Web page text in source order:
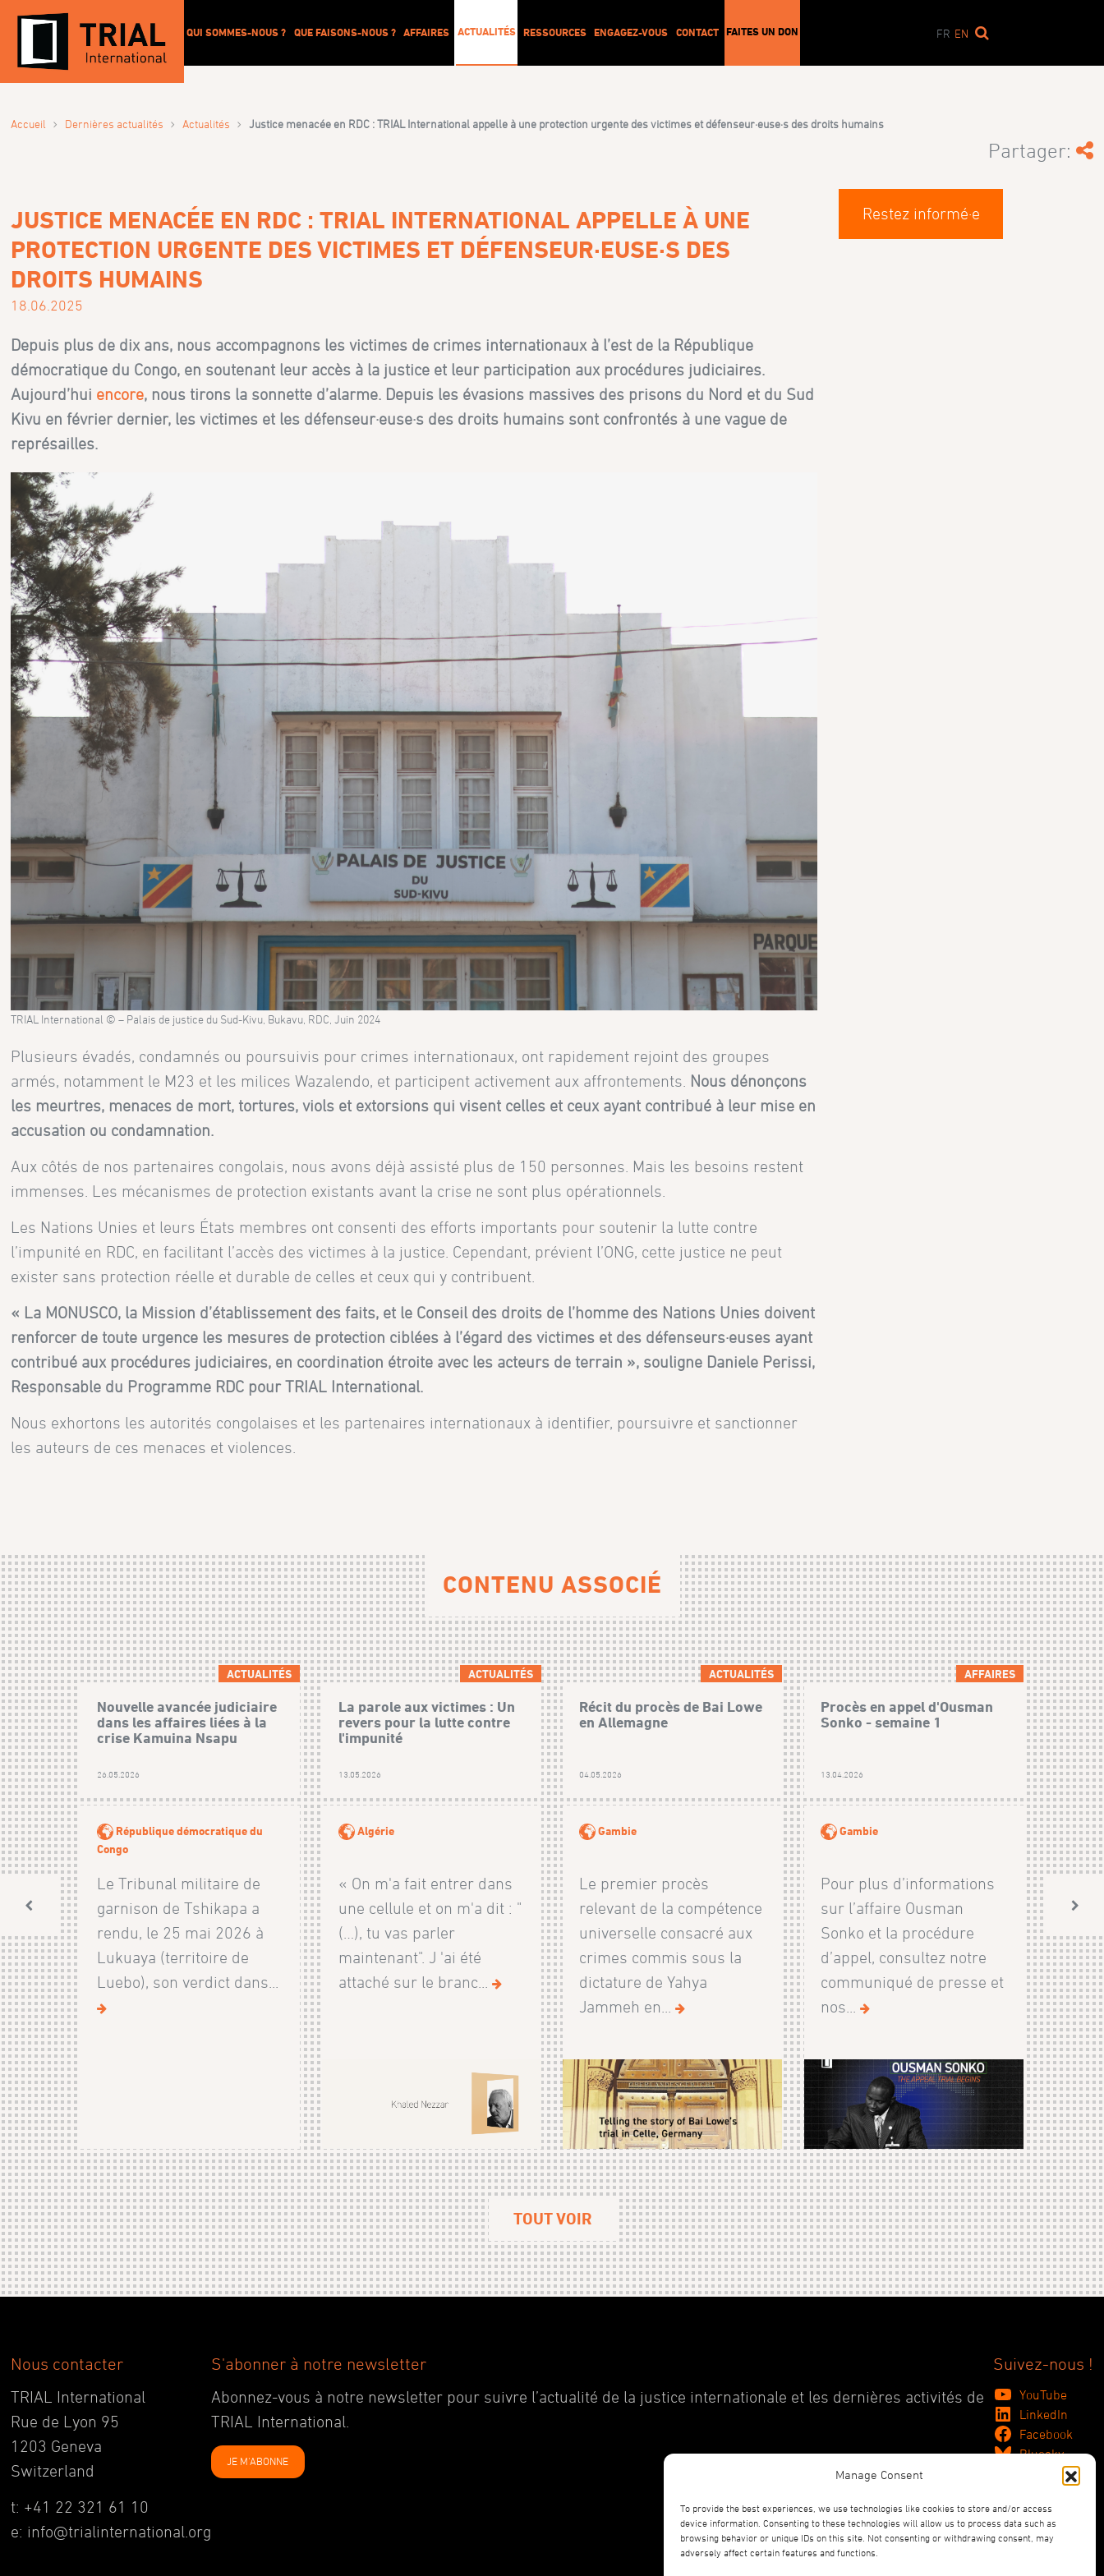
Manage Consent
To provide the best experiences, we use technologies like cookies to store and/or access
device information. Consenting to these technologies will allow us to process data such as
browsing behavior or unique IDs on this site. Not consenting or withdrawing consent, may
adversely affect certain features and functions.
QUI SOMMES-NOUS ? QUE FAISONS-NOUS ? AFFAIRES ACTUALITÉS RESSOURCES ENGAGEZ-VOUS CONTACT FAITES UN DON FR EN
Accueil › Dernières actualités › Actualités › Justice menacée en RDC : TRIAL International appelle à une protection urgente des victimes et défenseur·euse·s des droits humains
Partager:
JUSTICE MENACÉE EN RDC : TRIAL INTERNATIONAL APPELLE À UNE
PROTECTION URGENTE DES VICTIMES ET DÉFENSEUR·EUSE·S DES
DROITS HUMAINS
18.06.2025
Depuis plus de dix ans, nous accompagnons les victimes de crimes internationaux à l’est de la République
démocratique du Congo, en soutenant leur accès à la justice et leur participation aux procédures judiciaires.
Aujourd’hui encore, nous tirons la sonnette d’alarme. Depuis les évasions massives des prisons du Nord et du Sud
Kivu en février dernier, les victimes et les défenseur·euse·s des droits humains sont confrontés à une vague de
représailles.
TRIAL International © – Palais de justice du Sud-Kivu, Bukavu, RDC, Juin 2024
Plusieurs évadés, condamnés ou poursuivis pour crimes internationaux, ont rapidement rejoint des groupes
armés, notamment le M23 et les milices Wazalendo, et participent activement aux affrontements. Nous dénonçons
les meurtres, menaces de mort, tortures, viols et extorsions qui visent celles et ceux ayant contribué à leur mise en
accusation ou condamnation.
Aux côtés de nos partenaires congolais, nous avons déjà assisté plus de 150 personnes. Mais les besoins restent
immenses. Les mécanismes de protection existants avant la crise ne sont plus opérationnels.
Les Nations Unies et leurs États membres ont consenti des efforts importants pour soutenir la lutte contre
l’impunité en RDC, en facilitant l’accès des victimes à la justice. Cependant, prévient l’ONG, cette justice ne peut
exister sans protection réelle et durable de celles et ceux qui y contribuent.
« La MONUSCO, la Mission d’établissement des faits, et le Conseil des droits de l’homme des Nations Unies doivent
renforcer de toute urgence les mesures de protection ciblées à l’égard des victimes et des défenseurs·euses ayant
contribué aux procédures judiciaires, en coordination étroite avec les acteurs de terrain », souligne Daniele Perissi,
Responsable du Programme RDC pour TRIAL International.
Nous exhortons les autorités congolaises et les partenaires internationaux à identifier, poursuivre et sanctionner
les auteurs de ces menaces et violences.
Restez informé·e
CONTENU ASSOCIÉ
ACTUALITÉS
Nouvelle avancée judiciaire
dans les affaires liées à la
crise Kamuina Nsapu
26.05.2026
République démocratique du
Congo
Le Tribunal militaire de
garnison de Tshikapa a
rendu, le 25 mai 2026 à
Lukuaya (territoire de
Luebo), son verdict dans...
ACTUALITÉS
La parole aux victimes : Un
revers pour la lutte contre
l'impunité
13.05.2026
Algérie
« On m'a fait entrer dans
une cellule et on m'a dit : "
(…), tu vas parler
maintenant". J 'ai été
attaché sur le branc...
ACTUALITÉS
Récit du procès de Bai Lowe
en Allemagne
04.05.2026
Gambie
Le premier procès
relevant de la compétence
universelle consacré aux
crimes commis sous la
dictature de Yahya
Jammeh en...
AFFAIRES
Procès en appel d'Ousman
Sonko - semaine 1
13.04.2026
Gambie
Pour plus d’informations
sur l’affaire Ousman
Sonko et la procédure
d’appel, consultez notre
communiqué de presse et
nos...
TOUT VOIR
Nous contacter
TRIAL International
Rue de Lyon 95
1203 Geneva
Switzerland
t: +41 22 321 61 10
e: info@trialinternational.org
S'abonner à notre newsletter
Abonnez-vous à notre newsletter pour suivre l’actualité de la justice internationale et les dernières activités de
TRIAL International.
JE M'ABONNE
Suivez-nous !
YouTube
LinkedIn
Facebook
Bluesky